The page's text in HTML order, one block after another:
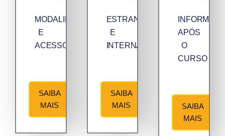
MODALIDADES
E
ACESSO
SAIBA
MAIS
ESTRANGEIROS
E
INTERNACIONALIZAÇÃO
SAIBA
MAIS
APÓS
O
CURSO
SAIBA
MAIS